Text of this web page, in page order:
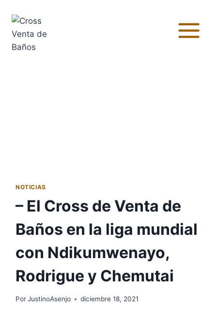
NOTICIAS
– El Cross de Venta de
Baños en la liga mundial
con Ndikumwenayo,
Rodrigue y Chemutai
PorJustinoAsenjo diciembre 18, 2021